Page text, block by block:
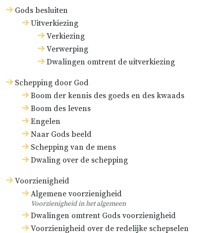
Gods besluiten
Uitverkiezing
Verkiezing
Verwerping
Dwalingen omtrent de uitverkiezing
Schepping door God
Boom der kennis des goeds en des kwaads
Boom des levens
Engelen
Naar Gods beeld
Schepping van de mens
Dwaling over de schepping
Voorzienigheid
Algemene voorzienigheid
Voorzienigheid in het algemeen
Dwalingen omtrent Gods voorzienigheid
Voorzienigheid over de redelijke schepselen